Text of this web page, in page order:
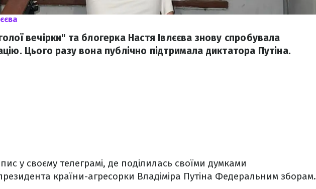
вечірки" та блогерка Настя Івлєєва знову спробувала
Цього разу вона публічно підтримала диктатора Путіна.
у своєму телеграмі, де поділилась своїми думками
країни-агресорки Владіміра Путіна Федеральним зборам.